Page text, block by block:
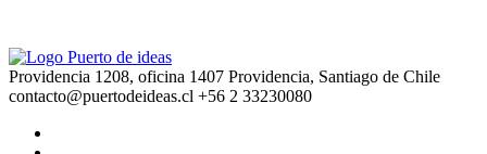
Providencia 1208, oficina 1407 Providencia, Santiago de Chile
contacto@puertodeideas.cl +56 2 33230080